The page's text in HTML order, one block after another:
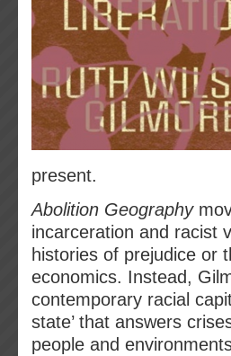
present.
Abolition Geography
incarceration and racist
histories of prejudice or
economics. Instead,
contemporary racial
state’ that answers
people and